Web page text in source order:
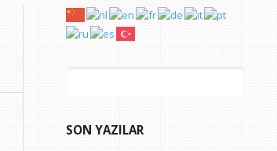
Arama:
SON YAZILAR